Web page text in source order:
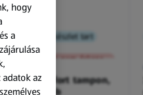
Amíg a készlet tart
XXL
A termék nem érkezett meg!
Procomfort tampon,
54 darab
hogy
a
az